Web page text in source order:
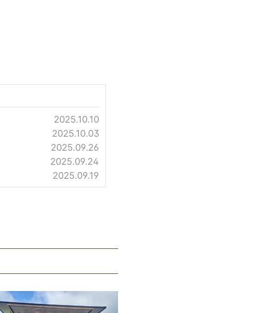
2025.10.10
2025.10.03
2025.09.26
2025.09.24
2025.09.19